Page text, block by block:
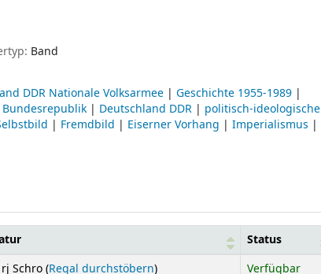
Band
DDR Nationale Volksarmee | Geschichte 1955-1989 |
| Deutschland DDR | politisch-ideologische
| Fremdbild | Eiserner Vorhang | Imperialismus |
Status
Schro (Regal durchstöbern(Öffnet sich unterhalb)
) Verfügbar